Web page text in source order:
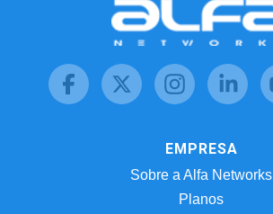
EMPRESA
Sobre a Alfa Networks
Planos